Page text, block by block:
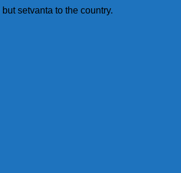
setvanta to the country.